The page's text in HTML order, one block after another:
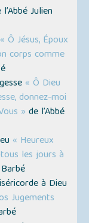
l’Abbé Julien
« Ô Jésus, Époux
corps comme
« Ô Dieu
donnez-moi
» de l’Abbé
« Heureux
les jours à
à Dieu
Jugements